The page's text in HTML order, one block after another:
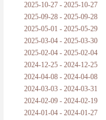
2025-10-27 - 2025-10-27
2025-09-28 - 2025-09-28
2025-05-01 - 2025-05-29
2025-03-04 - 2025-03-30
2025-02-04 - 2025-02-04
2024-12-25 - 2024-12-25
2024-04-08 - 2024-04-08
2024-03-03 - 2024-03-31
2024-02-09 - 2024-02-19
2024-01-04 - 2024-01-27